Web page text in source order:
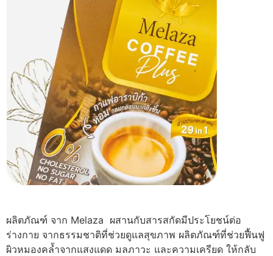
ผลิตภัณฑ์ จาก Melaza ผสานกับสารสกัดมีประโยชน์ต่อ
ร่างกาย จากธรรมชาติที่ช่วยดูแลสุขภาพ ผลิตภัณฑ์ที่ช่วยฟื้นฟู
ผิวหมองคล้ำจากแสงแดด มลภาวะ และความเครียด ให้กลับ